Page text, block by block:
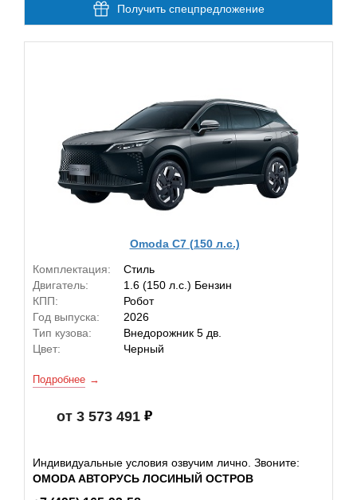
Получить спецпредложение
Omoda C7 (150 л.с.)
Комплектация:
Стиль
Двигатель:
1.6 (150 л.с.) Бензин
КПП:
Робот
Год выпуска:
2026
Тип кузова:
Внедорожник 5 дв.
Цвет:
Черный
Подробнее
от 3 573 491
Индивидуальные условия озвучим лично. Звоните:
OMODA АВТОРУСЬ ЛОСИНЫЙ ОСТРОВ